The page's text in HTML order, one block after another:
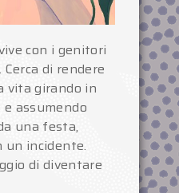
con i genitori
di rendere
vita girando in
assumendo
una festa,
un incidente.
di diventare